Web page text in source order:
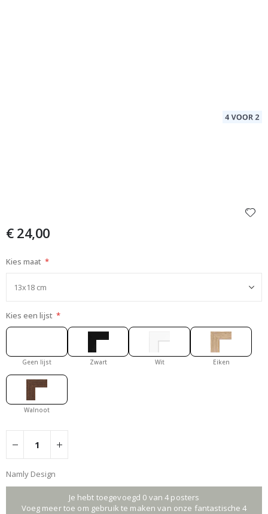
€ 24,00
Kies maat
Kies een lijst
Geen lijst Zwart Wit Eiken
Walnoot
Namly Design
Je hebt toegevoegd 0 van 4 posters
Voeg meer toe om gebruik te maken van onze fantastische 4